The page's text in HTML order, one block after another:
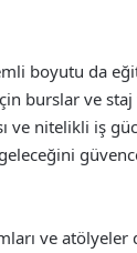
boyutu da
burslar ve staj
ve nitelikli iş
ve atölyeler